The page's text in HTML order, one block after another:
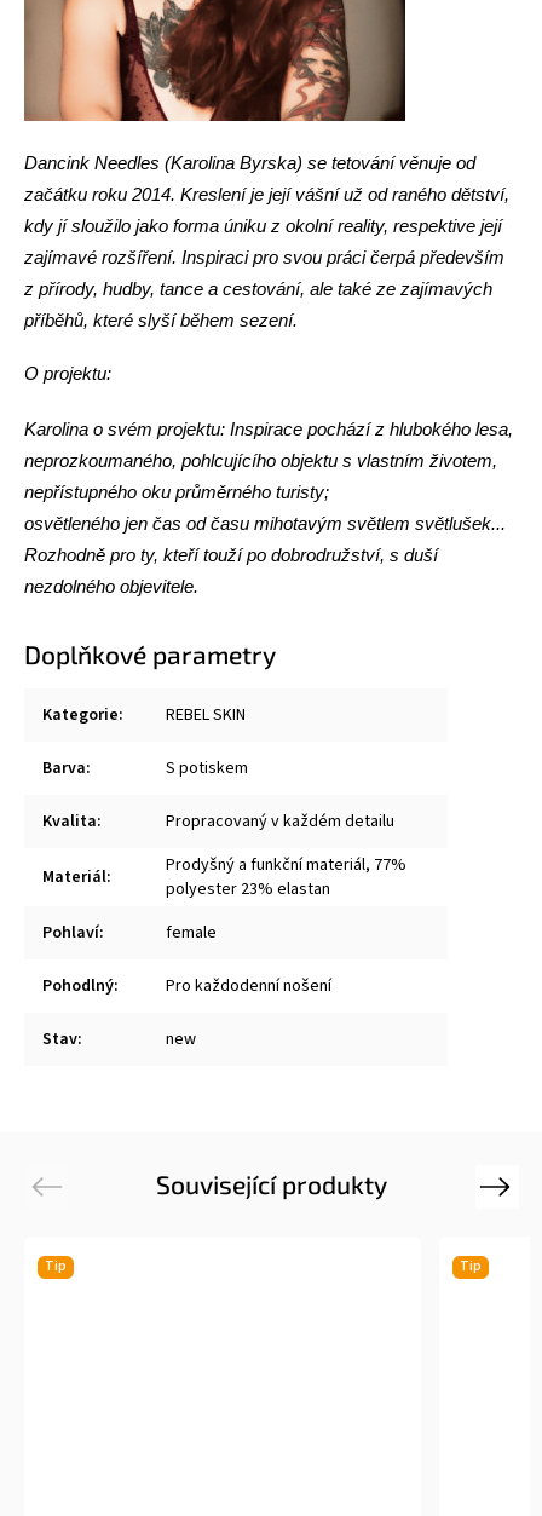
Dancink Needles (Karolina Byrska) se tetování věnuje od
začátku roku 2014. Kreslení je její vášní už od raného dětství,
kdy jí sloužilo jako forma úniku z okolní reality, respektive její
zajímavé rozšíření. Inspiraci pro svou práci čerpá především
z přírody, hudby, tance a cestování, ale také ze zajímavých
příběhů, které slyší během sezení.
O projektu:
Karolina o svém projektu: Inspirace pochází z hlubokého lesa,
neprozkoumaného, pohlcujícího objektu s vlastním životem,
nepřístupného oku průměrného turisty;
osvětleného jen čas od času mihotavým světlem světlušek...
Rozhodně pro ty, kteří touží po dobrodružství, s duší
nezdolného objevitele.
Doplňkové parametry
Kategorie: REBEL SKIN
Barva: S potiskem
Kvalita: Propracovaný v každém detailu
Materiál:
Prodyšný a funkční materiál, 77%
polyester 23% elastan
Pohlaví: female
Pohodlný: Pro každodenní nošení
Stav: new
Související produkty
Previous
Tip Tip
Next